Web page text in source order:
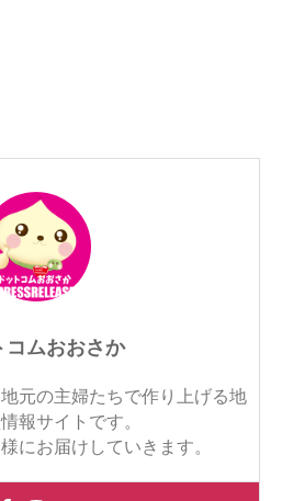
コムおおさか
元の主婦たちで作り上げる地
報サイトです。
にお届けしていきます。